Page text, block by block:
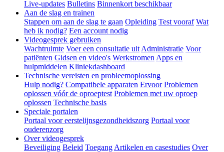
Live-updates Bulletins Binnenkort beschikbaar
Aan de slag en trainen
Stappen om aan de slag te gaan Opleiding Test vooraf Wat
heb ik nodig? Een account nodig
Videogesprek gebruiken
Wachtruimte Voer een consultatie uit Administratie Voor
patiënten Gidsen en video's Werkstromen Apps en
hulpmiddelen Kliniekdashboard
Technische vereisten en probleemoplossing
Hulp nodig? Compatibele apparaten Ervoor Problemen
oplossen vóór de oproeptest Problemen met uw oproep
oplossen Technische basis
Speciale portalen
Portaal voor eerstelijnsgezondheidszorg Portaal voor
ouderenzorg
Over videogesprek
Beveiliging Beleid Toegang Artikelen en casestudies Over